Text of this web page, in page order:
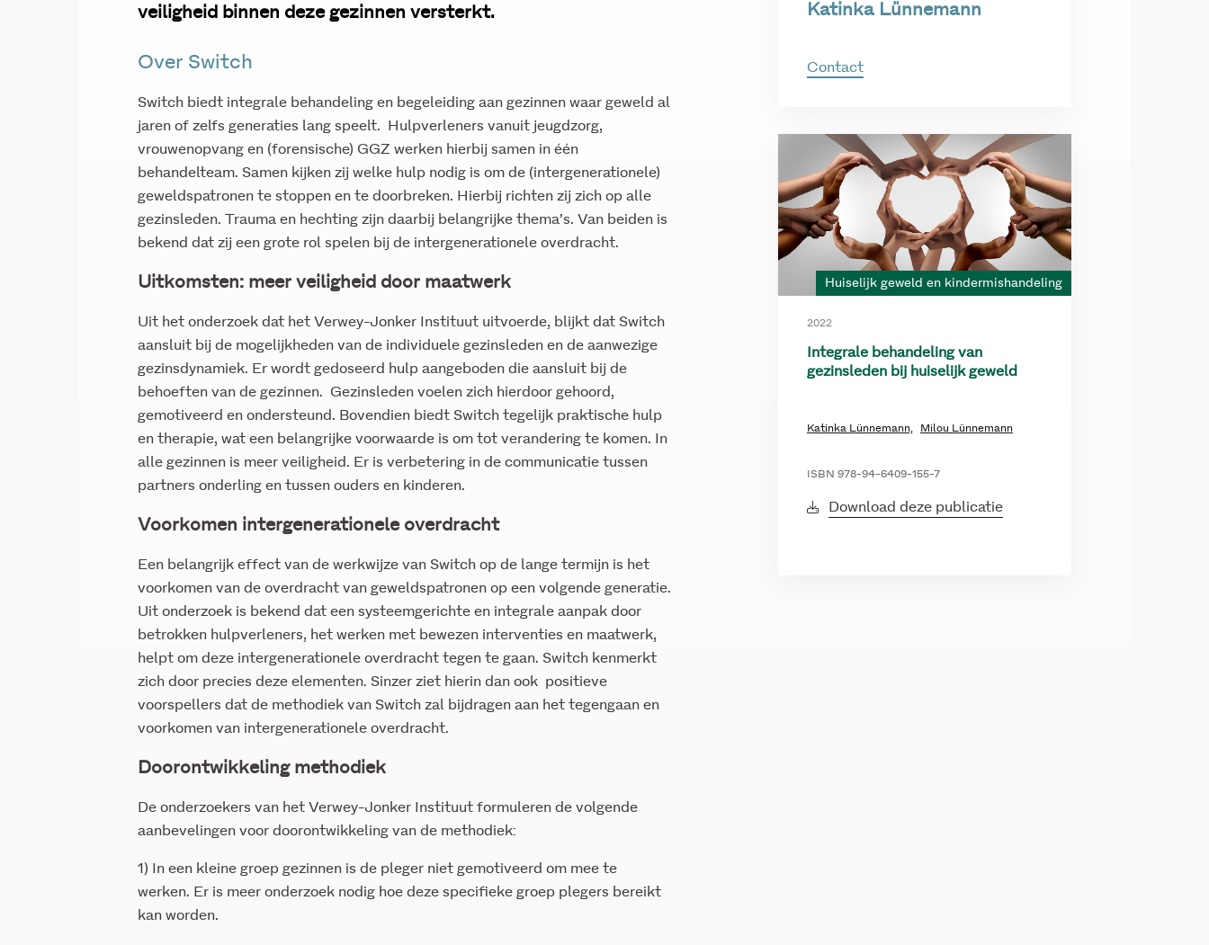
veiligheid binnen deze gezinnen versterkt.
Over Switch
Switch biedt integrale behandeling en begeleiding aan gezinnen waar geweld al
jaren of zelfs generaties lang speelt. Hulpverleners vanuit jeugdzorg,
vrouwenopvang en (forensische) GGZ werken hierbij samen in één
behandelteam. Samen kijken zij welke hulp nodig is om de (intergenerationele)
geweldspatronen te stoppen en te doorbreken. Hierbij richten zij zich op alle
gezinsleden. Trauma en hechting zijn daarbij belangrijke thema’s. Van beiden is
bekend dat zij een grote rol spelen bij de intergenerationele overdracht.
Uitkomsten: meer veiligheid door maatwerk
Uit het onderzoek dat het Verwey-Jonker Instituut uitvoerde, blijkt dat Switch
aansluit bij de mogelijkheden van de individuele gezinsleden en de aanwezige
gezinsdynamiek. Er wordt gedoseerd hulp aangeboden die aansluit bij de
behoeften van de gezinnen. Gezinsleden voelen zich hierdoor gehoord,
gemotiveerd en ondersteund. Bovendien biedt Switch tegelijk praktische hulp
en therapie, wat een belangrijke voorwaarde is om tot verandering te komen. In
alle gezinnen is meer veiligheid. Er is verbetering in de communicatie tussen
partners onderling en tussen ouders en kinderen.
Voorkomen intergenerationele overdracht
Een belangrijk effect van de werkwijze van Switch op de lange termijn is het
voorkomen van de overdracht van geweldspatronen op een volgende generatie.
Uit onderzoek is bekend dat een systeemgerichte en integrale aanpak door
betrokken hulpverleners, het werken met bewezen interventies en maatwerk,
helpt om deze intergenerationele overdracht tegen te gaan. Switch kenmerkt
zich door precies deze elementen. Sinzer ziet hierin dan ook positieve
voorspellers dat de methodiek van Switch zal bijdragen aan het tegengaan en
voorkomen van intergenerationele overdracht.
Doorontwikkeling methodiek
De onderzoekers van het Verwey-Jonker Instituut formuleren de volgende
aanbevelingen voor doorontwikkeling van de methodiek:
1) In een kleine groep gezinnen is de pleger niet gemotiveerd om mee te
werken. Er is meer onderzoek nodig hoe deze specifieke groep plegers bereikt
kan worden.
Katinka Lünnemann
Contact
Huiselijk geweld en kindermishandeling
2022
Integrale behandeling van
gezinsleden bij huiselijk geweld
Katinka Lünnemann, Milou Lünnemann
ISBN 978-94-6409-155-7
Download deze publicatie